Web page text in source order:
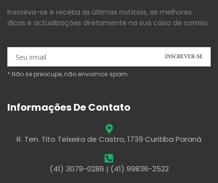
Inscreva-se e receba as últimas notícias, as melhores
dicas e actualizações diretamente na sua caixa de correio.
* Não se preocupe, não enviamos spam.
Informações De Contato
R. Ten. Tito Teixeira de Castro, 1739 Curitiba Paraná
(41) 3079-0286 | (41) 99836-2522